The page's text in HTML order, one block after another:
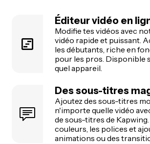
Éditeur vidéo en
Modifie tes vidéos avec
vidéo rapide et puissant.
les débutants, riche en
pour les pros. Disponible
quel appareil.
Des sous-titres
Ajoutez des sous-titres
n'importe quelle vidéo
de sous-titres de
couleurs, les polices et
animations ou des